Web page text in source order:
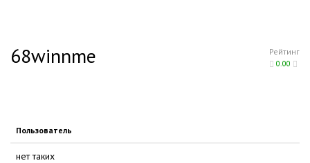
Рейтинг
0.00
68winnme
Пользователь
нет таких